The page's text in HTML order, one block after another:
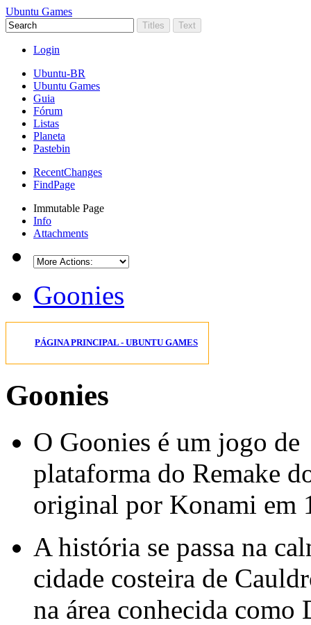
Ubuntu Games
Login
Ubuntu-BR
Ubuntu Games
Guia
Fórum
Listas
Planeta
Pastebin
RecentChanges
FindPage
Immutable Page
Info
Attachments
Goonies
PÁGINA PRINCIPAL - UBUNTU GAMES
Goonies
O Goonies é um jogo de
plataforma do Remake
original por Konami em
A história se passa na
cidade costeira de
na área conhecida como